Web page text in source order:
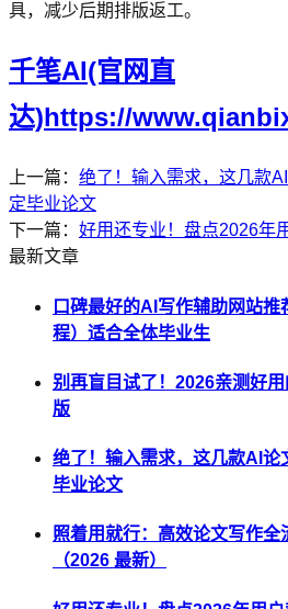
具，减少后期排版返工。
千笔AI(官网直
达)https://
上一篇： 绝了！输入需求，这几款
定毕业论文
下一篇： 好用还专业！盘点2026年
最新文章
口碑最好的AI写作辅助网站
程）适合全体毕业生
别再盲目试了！2026亲测好
版
绝了！输入需求，这几款AI论
毕业论文
照着用就行：高效论文写作全
（2026 最新）